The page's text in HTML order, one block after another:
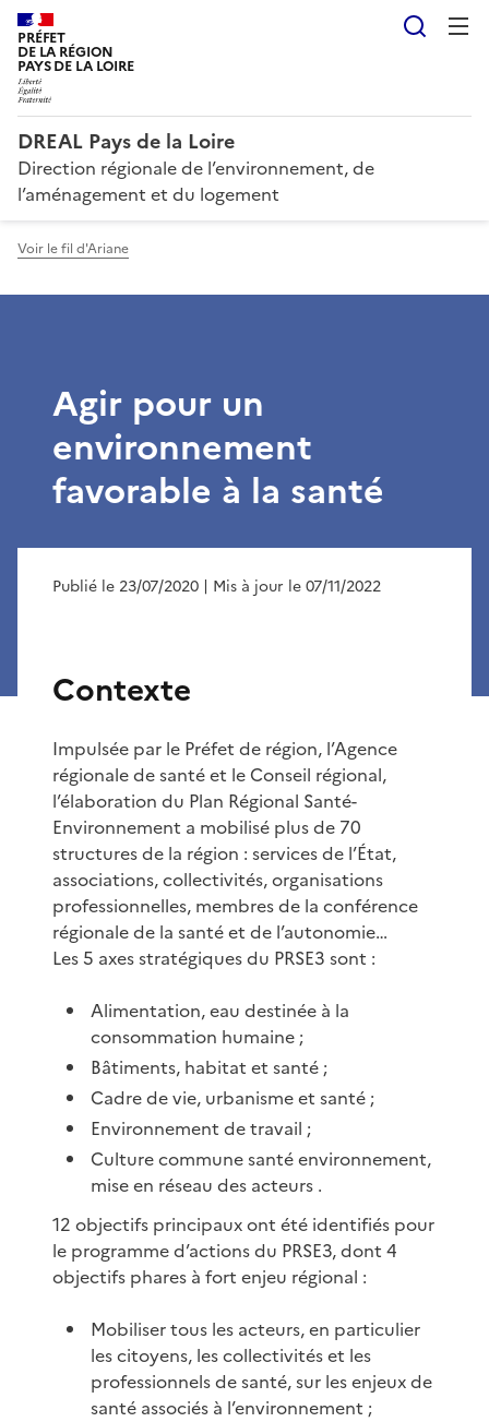
PRÉFET
DE LA RÉGION
PAYS DE LA LOIRE
DREAL Pays de la Loire
Direction régionale de l’environnement, de
l’aménagement et du logement
Voir le fil d'Ariane
Agir pour un
environnement
favorable à la santé
Publié le 23/07/2020 | Mis à jour le 07/11/2022
Contexte
Impulsée par le Préfet de région, l’Agence
régionale de santé et le Conseil régional,
l’élaboration du Plan Régional Santé-
Environnement a mobilisé plus de 70
structures de la région : services de l’État,
associations, collectivités, organisations
professionnelles, membres de la conférence
régionale de la santé et de l’autonomie…
Les 5 axes stratégiques du PRSE3 sont :
Alimentation, eau destinée à la
consommation humaine ;
Bâtiments, habitat et santé ;
Cadre de vie, urbanisme et santé ;
Environnement de travail ;
Culture commune santé environnement,
mise en réseau des acteurs .
12 objectifs principaux ont été identifiés pour
le programme d’actions du PRSE3, dont 4
objectifs phares à fort enjeu régional :
Mobiliser tous les acteurs, en particulier
les citoyens, les collectivités et les
professionnels de santé, sur les enjeux de
santé associés à l’environnement ;